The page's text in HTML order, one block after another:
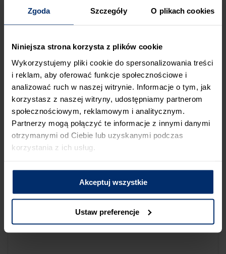
Zgoda Szczegóły O plikach cookies
Niniejsza strona korzysta z plików cookie
Wykorzystujemy pliki cookie do spersonalizowania treści
i reklam, aby oferować funkcje społecznościowe i
analizować ruch w naszej witrynie. Informacje o tym, jak
korzystasz z naszej witryny, udostępniamy partnerom
społecznościowym, reklamowym i analitycznym.
Partnerzy mogą połączyć te informacje z innymi danymi
otrzymanymi od Ciebie lub uzyskanymi podczas
korzystania z ich usług.
Akceptuj wszystkie
Ustaw preferencje
Jeśli uważasz, że ten sklep nie powinien znaleźć się na liście
sklepów współpracujących z firmą Śnieżka lub zauważyłeś, że
dane które posiadamy są niepoprawne albo nieaktualne,
możesz zgłosić nam ten fakt przez poniższy formularz:
Powód zgłoszenia
Opis zgłoszenia